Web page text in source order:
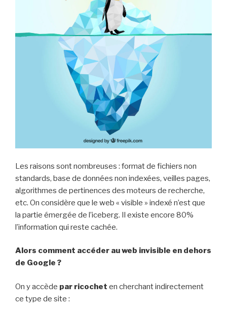
Les raisons sont nombreuses : format de fichiers non
standards, base de données non indexées, veilles pages,
algorithmes de pertinences des moteurs de recherche,
etc. On considère que le web « visible » indexé n’est que
la partie émergée de l’iceberg. Il existe encore 80%
l’information qui reste cachée.
Alors comment accéder au web invisible en dehors
de Google ?
On y accède par ricochet en cherchant indirectement
ce type de site :